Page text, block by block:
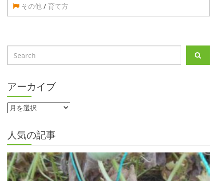
その他 / 育て方
アーカイブ
人気の記事